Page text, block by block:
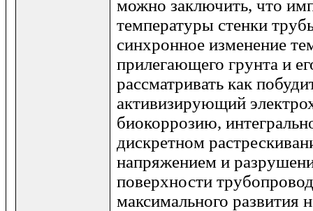
можно заключить, что
температуры стенки
синхронное изменение
прилегающего грунта и
рассматривать как
активизирующий
биокоррозию,
дискретном
напряжением и
поверхности
максимального развития